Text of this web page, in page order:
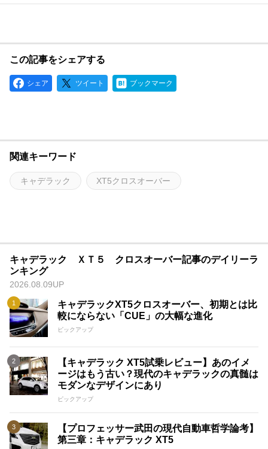
この記事をシェアする
シェア ツイート ブックマーク
関連キーワード
キャデラック XT5クロスオーバー
キャデラック ＸＴ５ クロスオーバー記事のデイリーラ
ンキング
2026.08.09UP
キャデラックXT5クロスオーバー、初期とは比
較にならない「CUE」の大幅な進化
ピックアップ
【キャデラック XT5試乗レビュー】あのイメ
ージはもう古い？現代のキャデラックの真髄は
モダンなデザインにあり
ピックアップ
【プロフェッサー武田の現代自動車哲学論考】
第三章：キャデラック XT5